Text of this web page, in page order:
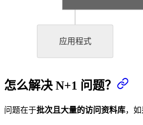
应用程式
怎么解决 N+1 问题？
问题在于批次且大量的访问资料库，